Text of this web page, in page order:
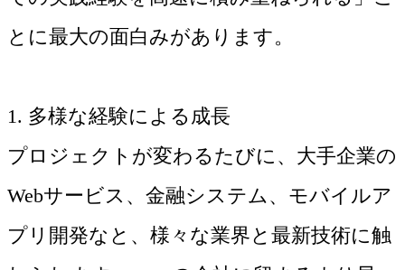
とに最大の面白みがあります。
1. 多様な経験による成長
プロジェクトが変わるたびに、大手企業の
Webサービス、金融システム、モバイルア
プリ開発なと、様々な業界と最新技術に触